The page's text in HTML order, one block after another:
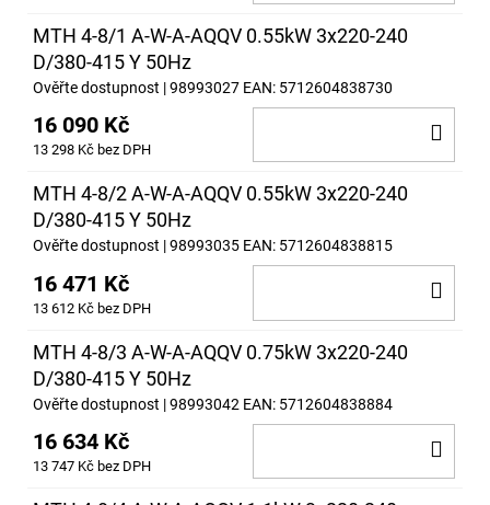
MTH 4-8/1 A-W-A-AQQV 0.55kW 3x220-240
D/380-415 Y 50Hz
Ověřte dostupnost | 98993027 EAN: 5712604838730
16 090 Kč
13 298 Kč bez DPH
MTH 4-8/2 A-W-A-AQQV 0.55kW 3x220-240
D/380-415 Y 50Hz
Ověřte dostupnost | 98993035 EAN: 5712604838815
16 471 Kč
13 612 Kč bez DPH
MTH 4-8/3 A-W-A-AQQV 0.75kW 3x220-240
D/380-415 Y 50Hz
Ověřte dostupnost | 98993042 EAN: 5712604838884
16 634 Kč
13 747 Kč bez DPH